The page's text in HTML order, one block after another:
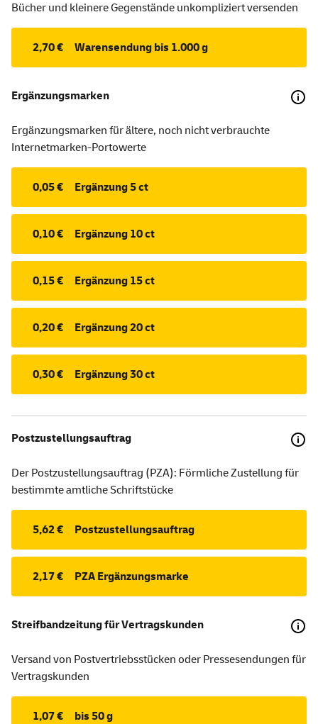
Bücher und kleinere Gegenstände unkompliziert versenden
2,70 € Warensendung bis 1.000 g
Ergänzungsmarken
Ergänzungsmarken für ältere, noch nicht verbrauchte
Internetmarken-Portowerte
0,05 € Ergänzung 5 ct
0,10 € Ergänzung 10 ct
0,15 € Ergänzung 15 ct
0,20 € Ergänzung 20 ct
0,30 € Ergänzung 30 ct
Postzustellungsauftrag
Der Postzustellungsauftrag (PZA): Förmliche Zustellung für
bestimmte amtliche Schriftstücke
5,62 € Postzustellungsauftrag
2,17 € PZA Ergänzungsmarke
Streifbandzeitung für Vertragskunden
Versand von Postvertriebsstücken oder Pressesendungen für
Vertragskunden
1,07 € bis 50 g